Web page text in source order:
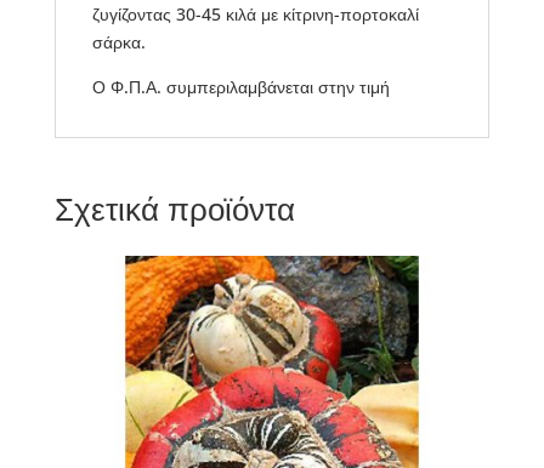
ζυγίζοντας 30-45 κιλά με κίτρινη-πορτοκαλί
σάρκα.
Ο Φ.Π.Α. συμπεριλαμβάνεται στην τιμή
Σχετικά προϊόντα